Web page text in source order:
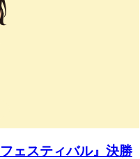
ェスティバル』決勝